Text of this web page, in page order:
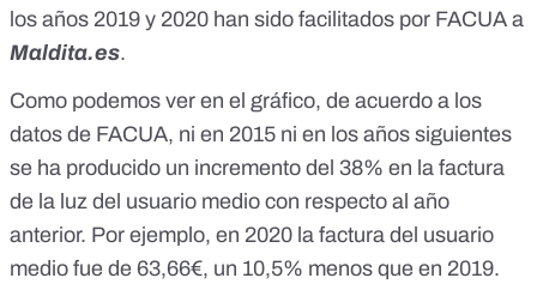
los años 2019 y 2020 han sido facilitados por FACUA a
Maldita.es.
Como podemos ver en el gráfico, de acuerdo a los
datos de FACUA, ni en 2015 ni en los años siguientes
se ha producido un incremento del 38% en la factura
de la luz del usuario medio con respecto al año
anterior. Por ejemplo, en 2020 la factura del usuario
medio fue de 63,66€, un 10,5% menos que en 2019.